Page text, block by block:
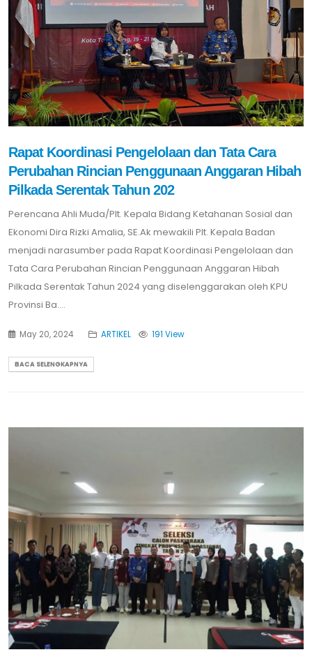
Rapat Koordinasi Pengelolaan dan Tata Cara
Perubahan Rincian Penggunaan Anggaran Hibah
Pilkada Serentak Tahun 202
Perencana Ahli Muda/Plt. Kepala Bidang Ketahanan Sosial dan
Ekonomi Dira Rizki Amalia, SE.Ak mewakili Plt. Kepala Badan
menjadi narasumber pada Rapat Koordinasi Pengelolaan dan
Tata Cara Perubahan Rincian Penggunaan Anggaran Hibah
Pilkada Serentak Tahun 2024 yang diselenggarakan oleh KPU
Provinsi Ba....
May 20, 2024 ARTIKEL 191 View
BACA SELENGKAPNYA